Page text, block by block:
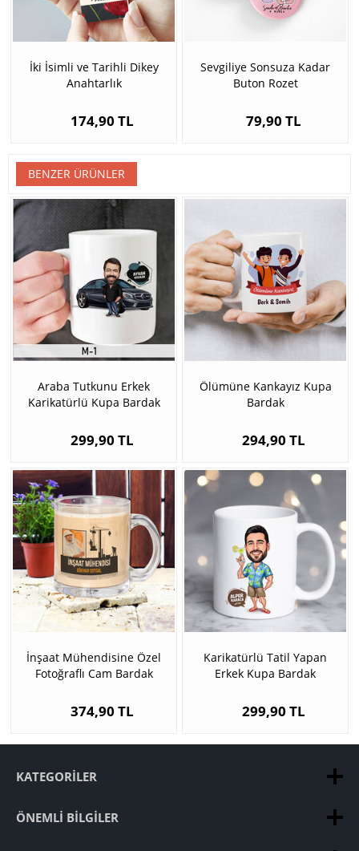
İki İsimli ve Tarihli Dikey
Anahtarlık
174,90 TL
Sevgiliye Sonsuza Kadar
Buton Rozet
79,90 TL
BENZER ÜRÜNLER
Araba Tutkunu Erkek
Karikatürlü Kupa Bardak
299,90 TL
Ölümüne Kankayız Kupa
Bardak
294,90 TL
İnşaat Mühendisine Özel
Fotoğraflı Cam Bardak
374,90 TL
Karikatürlü Tatil Yapan
Erkek Kupa Bardak
299,90 TL
KATEGORILER
ÖNEMLI BILGILER